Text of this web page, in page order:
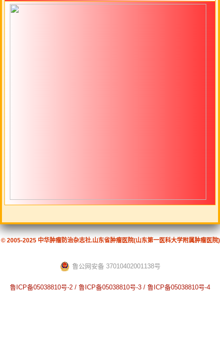
© 2005-2025 中华肿瘤防治杂志社.山东省肿瘤医院(山东第一医科大学附属肿瘤医院)
鲁公网安备 37010402001138号
鲁ICP备05038810号-2 / 鲁ICP备05038810号-3 / 鲁ICP备05038810号-4